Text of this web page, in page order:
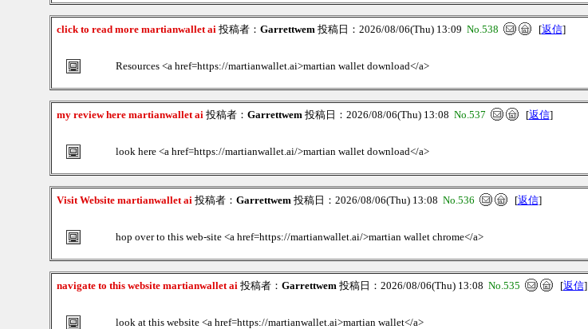
click to read more martianwallet ai投稿者： Garrettwem投稿日：2026/08/06(Thu) 13:09 No.538 [返信]
Resources <a href=https://martianwallet.ai>martian wallet download</a>
my review here martianwallet ai投稿者： Garrettwem投稿日：2026/08/06(Thu) 13:08 No.537 [返信]
look here <a href=https://martianwallet.ai/>martian wallet download</a>
Visit Website martianwallet ai投稿者： Garrettwem投稿日：2026/08/06(Thu) 13:08 No.536 [返信]
hop over to this web-site <a href=https://martianwallet.ai/>martian wallet chrome</a>
navigate to this website martianwallet ai投稿者： Garrettwem投稿日：2026/08/06(Thu) 13:08 No.535 [返信]
look at this website <a href=https://martianwallet.ai>martian wallet</a>